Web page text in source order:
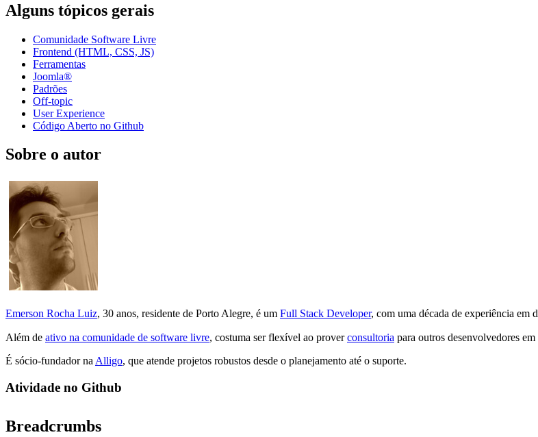
Alguns tópicos gerais
Comunidade Software Livre
Frontend (HTML, CSS, JS)
Ferramentas
Joomla®
Padrões
Off-topic
User Experience
Código Aberto no Github
Sobre o autor
Emerson Rocha Luiz, 30 anos, residente de Porto Alegre, é um Full Stack Developer, com uma década de experiência em
Além de ativo na comunidade de software livre, costuma ser flexível ao proverconsultoria para outros desenvolvedores
É sócio-fundador na Alligo, que atende projetos robustos desde o planejamento até o suporte.
Atividade no Github
Breadcrumbs